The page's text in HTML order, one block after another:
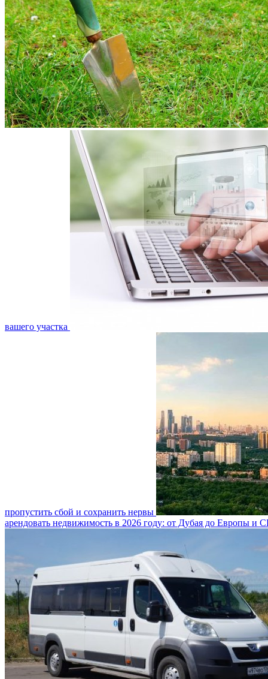
вашего участка
пропустить сбой и сохранить нервы
арендовать недвижимость в 2026 году: от Дубая до Европы и